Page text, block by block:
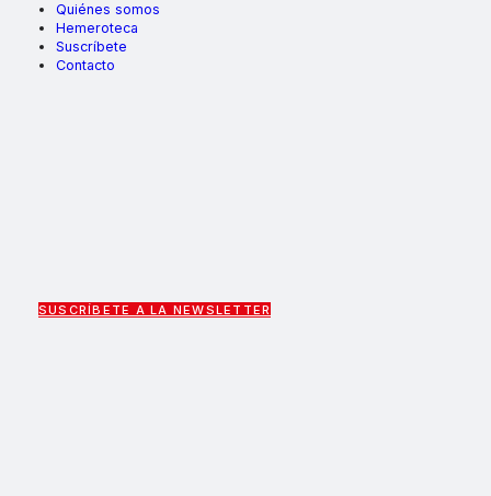
Quiénes somos
Hemeroteca
Suscríbete
Contacto
SUSCRÍBETE A LA NEWSLETTER